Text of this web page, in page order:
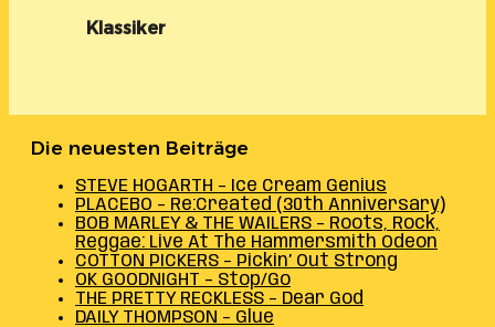
Klassiker
Die neuesten Beiträge
STEVE HOGARTH – Ice Cream Genius
PLACEBO – Re:Created (30th Anniversary)
BOB MARLEY & THE WAILERS – Roots, Rock,
Reggae: Live At The Hammersmith Odeon
COTTON PICKERS – Pickin’ Out Strong
OK GOODNIGHT – Stop/Go
THE PRETTY RECKLESS – Dear God
DAILY THOMPSON – Glue